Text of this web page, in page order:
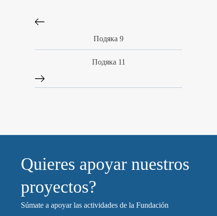
Подяка 9
Подяка 11
Quieres apoyar nuestros
proyectos?
Súmate a apoyar las actividades de la Fundación